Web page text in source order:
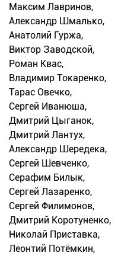
Максим Лавринов,
Александр Шмалько,
Анатолий Гуржа,
Виктор Заводской,
Роман Квас,
Владимир Токаренко,
Тарас Овечко,
Сергей Иванюша,
Дмитрий Цыганок,
Дмитрий Лантух,
Александр Шередека,
Сергей Шевченко,
Серафим Билык,
Сергей Лазаренко,
Сергей Филимонов,
Дмитрий Коротуненко,
Николай Приставка,
Леонтий Потёмкин,